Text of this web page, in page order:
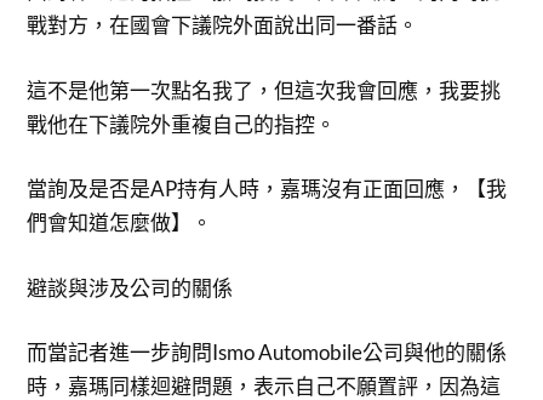
戰對方，在國會下議院外面說出同一番話。
這不是他第一次點名我了，但這次我會回應，我要挑
戰他在下議院外重複自己的指控。
當詢及是否是AP持有人時，嘉瑪沒有正面回應，【我
們會知道怎麼做】。
避談與涉及公司的關係
而當記者進一步詢問Ismo Automobile公司與他的關係
時，嘉瑪同樣迴避問題，表示自己不願置評，因為這